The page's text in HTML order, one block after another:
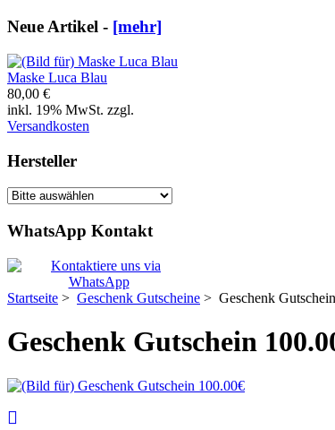
Neue Artikel - [mehr]
Maske Luca Blau
80,00 €
inkl. 19% MwSt. zzgl.
Versandkosten
Hersteller
WhatsApp Kontakt
Startseite > Geschenk Gutscheine > Geschenk
Geschenk Gutschein